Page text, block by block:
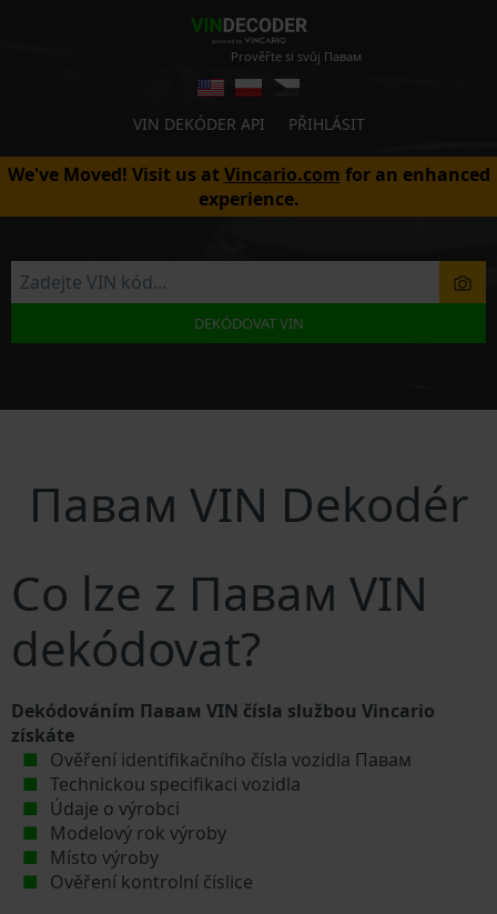
Prověřte si svůj Павам
VIN DEKÓDER API PŘIHLÁSIT
We've Moved! Visit us atVincario.com for an enhanced
experience.
DEKÓDOVAT VIN
Павам VIN Dekodér
Co lze z Павам VIN
dekódovat?
Dekódováním Павам VIN čísla službou Vincario
získáte
Ověření identifikačního čísla vozidla Павам
Technickou specifikaci vozidla
Údaje o výrobci
Modelový rok výroby
Místo výroby
Ověření kontrolní číslice